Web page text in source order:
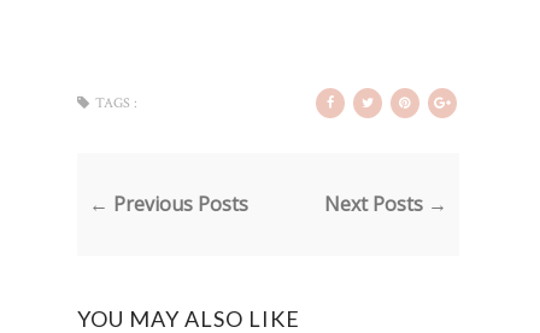
TAGS :
← Previous Posts Next Posts →
YOU MAY ALSO LIKE